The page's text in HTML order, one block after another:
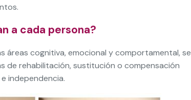
a cada persona?
áreas cognitiva, emocional y comportamental, se
de rehabilitación, sustitución o compensación
independencia.